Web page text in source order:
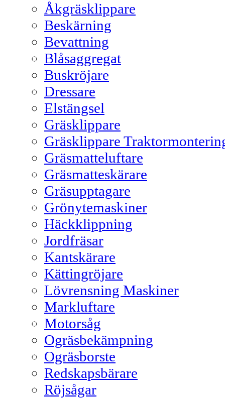
Åkgräsklippare
Beskärning
Bevattning
Blåsaggregat
Buskröjare
Dressare
Elstängsel
Gräsklippare
Gräsklippare
Gräsmatteluftare
Gräsmatteskärare
Gräsupptagare
Grönytemaskiner
Häckklippning
Jordfräsar
Kantskärare
Kättingröjare
Lövrensning Maskiner
Markluftare
Motorsåg
Ogräsbekämpning
Ogräsborste
Redskapsbärare
Röjsågar